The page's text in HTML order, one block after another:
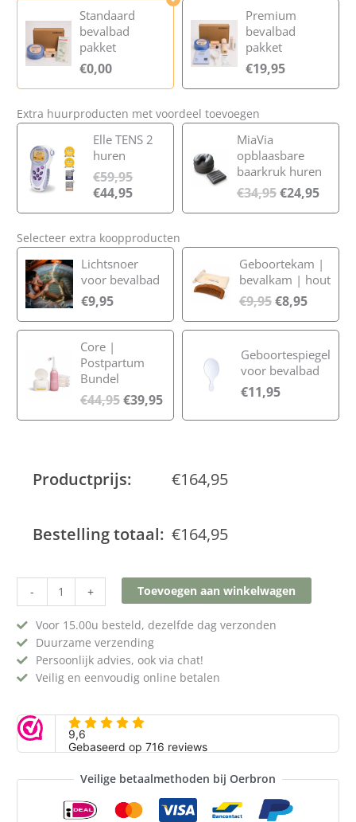
Standaard
bevalbad
pakket
€0,00
Premium
bevalbad
pakket
€19,95
Extra huurproducten met voordeel toevoegen
Elle TENS 2
huren
€59,95
€44,95
MiaVia
opblaasbare
baarkruk huren
€34,95€24,95
Selecteer extra koopproducten
Lichtsnoer
voor bevalbad
€9,95
Geboortekam |
bevalkam | hout
€9,95€8,95
Core |
Postpartum
Bundel
€44,95€39,95
Geboortespiegel
voor bevalbad
€11,95
Productprijs: €164,95
Bestelling totaal: €164,95
- + Toevoegen aan winkelwagen
Voor 15.00u besteld, dezelfde dag verzonden
Duurzame verzending
Persoonlijk advies, ook via chat!
Veilig en eenvoudig online betalen
Veilige betaalmethoden bij Oerbron